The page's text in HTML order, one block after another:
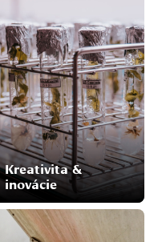
Kreativita &
inovácie